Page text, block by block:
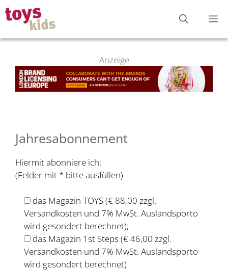
Zum
Inhalt
springen
Anzeige
Jahresabonnement
Hiermit abonniere ich:
(Felder mit * bitte ausfüllen)
das Magazin TOYS (€ 88,00 zzgl.
Versandkosten und 7% MwSt. Auslandsporto
wird gesondert berechnet);
das Magazin 1st Steps (€ 46,00 zzgl.
Versandkosten und 7% MwSt. Auslandsporto
wird gesondert berechnet)